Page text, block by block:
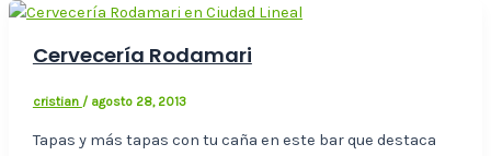
Cervecería Rodamari
cristian / agosto 28, 2013
Tapas y más tapas con tu caña en este bar que destaca